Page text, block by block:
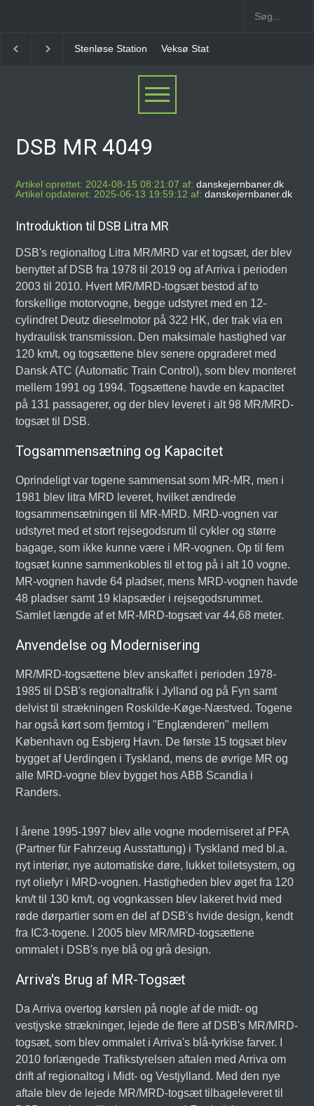
Stenløse Station Veksø Station
DSB MR 4049
Artikel oprettet: 2024-08-15 08:21:07 af: danskejernbaner.dk
Artikel opdateret: 2025-06-13 19:59:12 af: danskejernbaner.dk
Introduktion til DSB Litra MR
DSB's regionaltog Litra MR/MRD var et togsæt, der blev
benyttet af DSB fra 1978 til 2019 og af Arriva i perioden
2003 til 2010. Hvert MR/MRD-togsæt bestod af to
forskellige motorvogne, begge udstyret med en 12-
cylindret Deutz dieselmotor på 322 HK, der trak via en
hydraulisk transmission. Den maksimale hastighed var
120 km/t, og togsættene blev senere opgraderet med
Dansk ATC (Automatic Train Control), som blev monteret
mellem 1991 og 1994. Togsættene havde en kapacitet
på 131 passagerer, og der blev leveret i alt 98 MR/MRD-
togsæt til DSB.
Togsammensætning og Kapacitet
Oprindeligt var togene sammensat som MR-MR, men i
1981 blev litra MRD leveret, hvilket ændrede
togsammensætningen til MR-MRD. MRD-vognen var
udstyret med et stort rejsegodsrum til cykler og større
bagage, som ikke kunne være i MR-vognen. Op til fem
togsæt kunne sammenkobles til et tog på i alt 10 vogne.
MR-vognen havde 64 pladser, mens MRD-vognen havde
48 pladser samt 19 klapsæder i rejsegodsrummet.
Samlet længde af et MR-MRD-togsæt var 44,68 meter.
Anvendelse og Modernisering
MR/MRD-togsættene blev anskaffet i perioden 1978-
1985 til DSB's regionaltrafik i Jylland og på Fyn samt
delvist til strækningen Roskilde-Køge-Næstved. Togene
har også kørt som fjerntog i "Englænderen" mellem
København og Esbjerg Havn. De første 15 togsæt blev
bygget af Uerdingen i Tyskland, mens de øvrige MR og
alle MRD-vogne blev bygget hos ABB Scandia i
Randers.
I årene 1995-1997 blev alle vogne moderniseret af PFA
(Partner für Fahrzeug Ausstattung) i Tyskland med bl.a.
nyt interiør, nye automatiske døre, lukket toiletsystem, og
nyt oliefyr i MRD-vognen. Hastigheden blev øget fra 120
km/t til 130 km/t, og vognkassen blev lakeret hvid med
røde dørpartier som en del af DSB's hvide design, kendt
fra IC3-togene. I 2005 blev MR/MRD-togsættene
ommalet i DSB's nye blå og grå design.
Arriva's Brug af MR-Togsæt
Da Arriva overtog kørslen på nogle af de midt- og
vestjyske strækninger, lejede de flere af DSB's MR/MRD-
togsæt, som blev ommalet i Arriva's blå-tyrkise farver. I
2010 forlængede Trafikstyrelsen aftalen med Arriva om
drift af regionaltog i Midt- og Vestjylland. Med den nye
aftale blev de lejede MR/MRD-togsæt tilbageleveret til